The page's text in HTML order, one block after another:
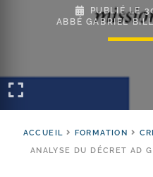
PUBLIÉ LE
ABBÉ GABRIEL
ACCUEIL FORMATION
ANALYSE DU DÉCRET AD